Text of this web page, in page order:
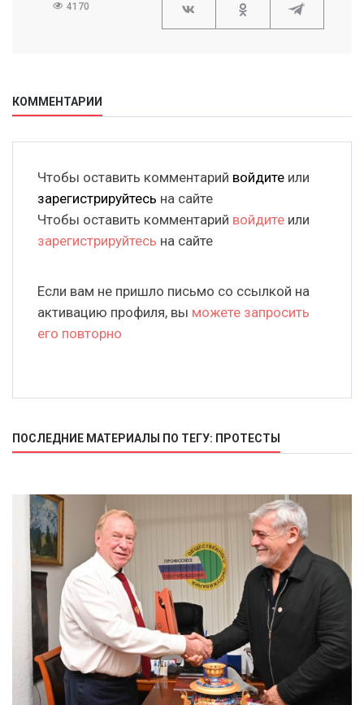
4170
КОММЕНТАРИИ
Чтобы оставить комментарий войдите или
зарегистрируйтесь на сайте
Чтобы оставить комментарий войдите или
зарегистрируйтесь на сайте
Если вам не пришло письмо со ссылкой на
активацию профиля, вы можете запросить
его повторно
ПОСЛЕДНИЕ МАТЕРИАЛЫ ПО ТЕГУ: ПРОТЕСТЫ